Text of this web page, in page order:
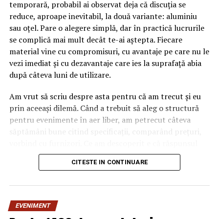
temporară, probabil ai observat deja că discuția se
reduce, aproape inevitabil, la două variante: aluminiu
sau oțel. Pare o alegere simplă, dar în practică lucrurile
se complică mai mult decât te-ai aștepta. Fiecare
material vine cu compromisuri, cu avantaje pe care nu le
vezi imediat și cu dezavantaje care ies la suprafață abia
după câteva luni de utilizare.
Am vrut să scriu despre asta pentru că am trecut și eu
prin aceeași dilemă. Când a trebuit să aleg o structură
pentru evenimente în aer liber, am petrecut câteva
săptămâni bune citind specificații, comparând prețuri,
„corect” depinde mult de context, de cât de des muți
pavilionul și de ce condiții meteo ai de înfruntat.
materialului mai mult decât
CITESTE IN CONTINUARE
EVENIMENT